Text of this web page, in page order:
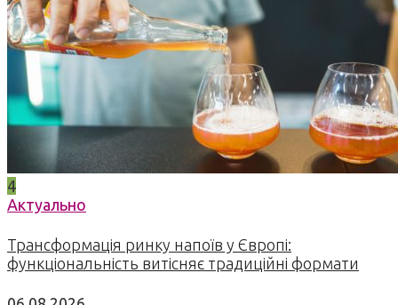
4
Актуально
Трансформація ринку напоїв у Європі:
функціональність витісняє традиційні формати